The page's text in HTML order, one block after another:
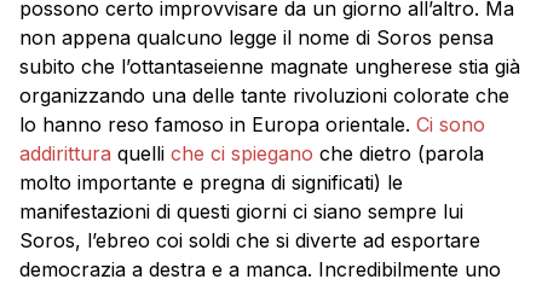
possono certo improvvisare da un giorno all’altro. Ma
non appena qualcuno legge il nome di Soros pensa
subito che l’ottantaseienne magnate ungherese stia già
organizzando una delle tante rivoluzioni colorate che
lo hanno reso famoso in Europa orientale. Ci sono
addirittura quelli che ci spiegano che dietro (parola
molto importante e pregna di significati) le
manifestazioni di questi giorni ci siano sempre lui
Soros, l’ebreo coi soldi che si diverte ad esportare
democrazia a destra e a manca. Incredibilmente uno